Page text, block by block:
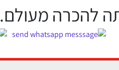
להכרה מעולם.